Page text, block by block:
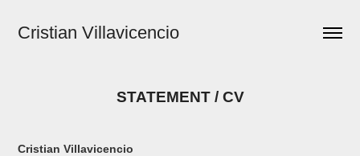
Cristian Villavicencio
STATEMENT / CV
Cristian Villavicencio